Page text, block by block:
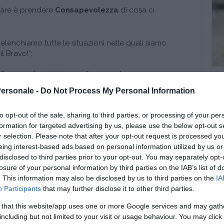
- Do Not Process My Personal Information
opt-out of the sale, sharing to third parties, or processing of your
for targeted advertising by us, please use the below opt-out
selection. Please note that after your opt-out request is processed
interest-based ads based on personal information utilized by us
to third parties prior to your opt-out. You may separately
of your personal information by third parties on the IAB’s list of
This information may also be disclosed by us to third parties on the
Participants that may further disclose it to other third parties.
that this website/app uses one or more Google services and may
but not limited to your visit or usage behaviour. You may
è prendere Consapevolezza di cosa ci
tutte le situazioni nelle quali siamo
Bravo!”;
che ci spinge a fare questa
al termine “Fai il Bravo”, possibilmente riferito
la quale lo stiamo pronunciando.
di quali meccanismi, emozioni e dinamicheci
il “Fai il Bravo” in modo automatico, saremo
o almeno moderare il suo utilizzo.
a farne a meno?
proponendoci diascoltarcipiù attentamente
e il perché lo stiamo pronunciando),